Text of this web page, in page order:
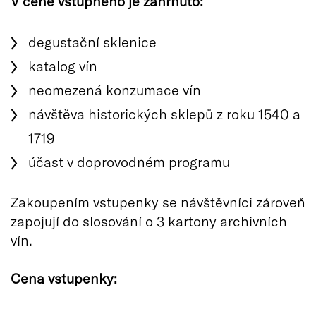
degustační sklenice
katalog vín
neomezená konzumace vín
návštěva historických sklepů z roku 1540 a
1719
účast v doprovodném programu
Zakoupením vstupenky se návštěvníci zároveň
zapojují do slosování o 3 kartony archivních
vín.
Cena vstupenky: